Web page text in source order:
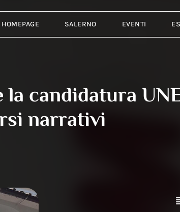
HOMEPAGE SALERNO EVENTI
candidatura
narrativi